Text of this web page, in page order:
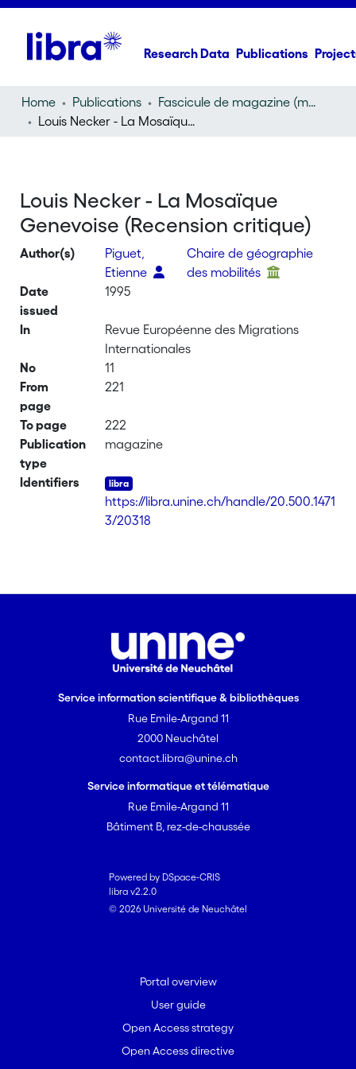
Research Data Publications
Home Publications
Fascicule de magazine (magazine)
Louis Necker - La Mosaïque Genevoise (Recension critique)
Louis Necker - La Mosaïque
Genevoise (Recension critique)
Author(s)
Piguet,
Etienne
Chaire de géographie
des mobilités
Date
issued
1995
In
Revue Européenne des Migrations
Internationales
No
11
From
page
221
To page
222
Publication
type
magazine
Identifiers
https://libra.unine.ch/handle/20.500.1471
3/20318
Service information scientifique & bibliothèques
Rue Emile-Argand 11
2000 Neuchâtel
contact.libra@unine.ch
Service informatique et télématique
Rue Emile-Argand 11
Bâtiment B, rez-de-chaussée
Powered by DSpace-CRIS
libra v2.2.0
© 2026 Université de Neuchâtel
Portal overview
User guide
Open Access strategy
Open Access directive